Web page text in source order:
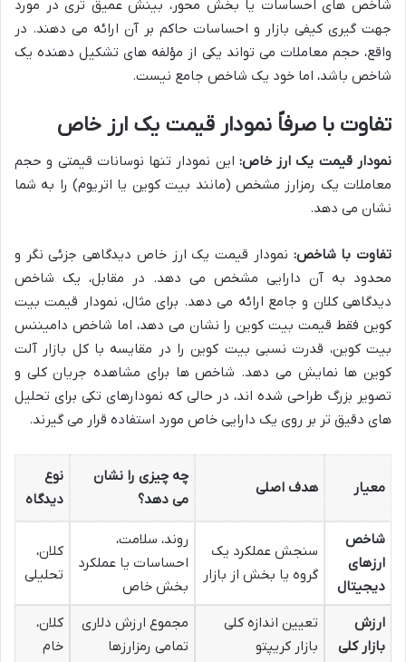
شاخص های احساسات یا بخش محور، بینش عمیق تری در مورد
جهت گیری کیفی بازار و احساسات حاکم بر آن ارائه می دهند. در
واقع، حجم معاملات می تواند یکی از مؤلفه های تشکیل دهنده یک
شاخص باشد، اما خود یک شاخص جامع نیست.
تفاوت با صرفاً نمودار قیمت یک ارز خاص
نمودار قیمت یک ارز خاص: این نمودار تنها نوسانات قیمتی و حجم
معاملات یک رمزارز مشخص (مانند بیت کوین یا اتریوم) را به شما
نشان می دهد.
تفاوت با شاخص: نمودار قیمت یک ارز خاص دیدگاهی جزئی نگر و
محدود به آن دارایی مشخص می دهد. در مقابل، یک شاخص
دیدگاهی کلان و جامع ارائه می دهد. برای مثال، نمودار قیمت بیت
کوین فقط قیمت بیت کوین را نشان می دهد، اما شاخص دامیننس
بیت کوین، قدرت نسبی بیت کوین را در مقایسه با کل بازار آلت
کوین ها نمایش می دهد. شاخص ها برای مشاهده جریان کلی و
تصویر بزرگ طراحی شده اند، در حالی که نمودارهای تکی برای تحلیل
های دقیق تر بر روی یک دارایی خاص مورد استفاده قرار می گیرند.
معیار هدف اصلی
چه چیزی را نشان
می دهد؟
نوع
دیدگاه
شاخص
ارزهای
دیجیتال
سنجش عملکرد یک
گروه یا بخش از بازار
روند، سلامت،
احساسات یا عملکرد
بخش خاص
کلان،
تحلیلی
ارزش
بازار کلی
تعیین اندازه کلی
بازار کریپتو
مجموع ارزش دلاری
تمامی رمزارزها
کلان،
خام